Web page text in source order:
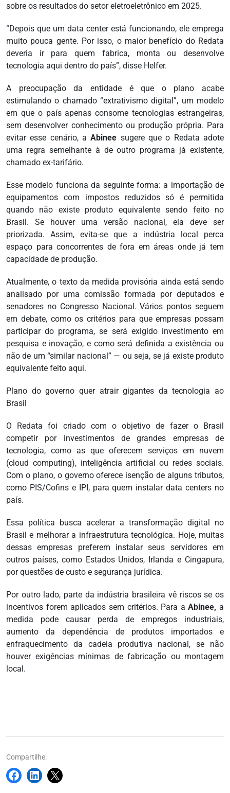
sobre os resultados do setor eletroeletrônico em 2025.
“Depois que um data center está funcionando, ele emprega
muito pouca gente. Por isso, o maior benefício do Redata
deveria ir para quem fabrica, monta ou desenvolve
tecnologia aqui dentro do país”, disse Helfer.
A preocupação da entidade é que o plano acabe
estimulando o chamado “extrativismo digital”, um modelo
em que o país apenas consome tecnologias estrangeiras,
sem desenvolver conhecimento ou produção própria. Para
evitar esse cenário, aAbinee sugere que o Redata adote
uma regra semelhante à de outro programa já existente,
chamado ex-tarifário.
Esse modelo funciona da seguinte forma: a importação de
equipamentos com impostos reduzidos só é permitida
quando não existe produto equivalente sendo feito no
Brasil. Se houver uma versão nacional, ela deve ser
priorizada. Assim, evita-se que a indústria local perca
espaço para concorrentes de fora em áreas onde já tem
capacidade de produção.
Atualmente, o texto da medida provisória ainda está sendo
analisado por uma comissão formada por deputados e
senadores no Congresso Nacional. Vários pontos seguem
em debate, como os critérios para que empresas possam
participar do programa, se será exigido investimento em
pesquisa e inovação, e como será definida a existência ou
não de um “similar nacional” — ou seja, se já existe produto
equivalente feito aqui.
Plano do governo quer atrair gigantes da tecnologia ao
Brasil
O Redata foi criado com o objetivo de fazer o Brasil
competir por investimentos de grandes empresas de
tecnologia, como as que oferecem serviços em nuvem
(cloud computing), inteligência artificial ou redes sociais.
Com o plano, o governo oferece isenção de alguns tributos,
como PIS/Cofins e IPI, para quem instalar data centers no
país.
Essa política busca acelerar a transformação digital no
Brasil e melhorar a infraestrutura tecnológica. Hoje, muitas
dessas empresas preferem instalar seus servidores em
outros países, como Estados Unidos, Irlanda e Cingapura,
por questões de custo e segurança jurídica.
Por outro lado, parte da indústria brasileira vê riscos se os
incentivos forem aplicados sem critérios. Para aAbinee, a
medida pode causar perda de empregos industriais,
aumento da dependência de produtos importados e
enfraquecimento da cadeia produtiva nacional, se não
houver exigências mínimas de fabricação ou montagem
local.
Compartilhe: